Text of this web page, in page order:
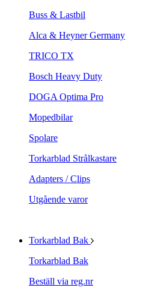
Buss & Lastbil
Alca & Heyner Germany
TRICO TX
Bosch Heavy Duty
DOGA Optima Pro
Mopedbilar
Spolare
Torkarblad Strålkastare
Adapters / Clips
Utgående varor
Torkarblad Bak
Torkarblad Bak
Beställ via reg.nr